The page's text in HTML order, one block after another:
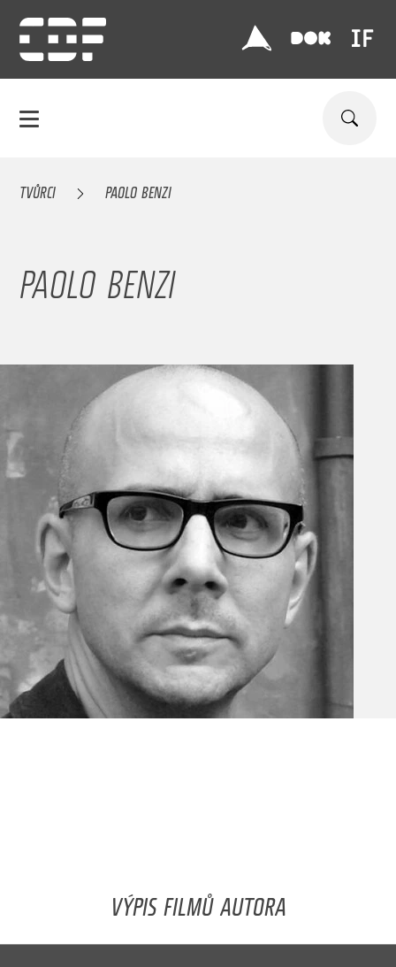
TVŮRCI PAOLO BENZI
PAOLO BENZI
VÝPIS FILMŮ AUTORA